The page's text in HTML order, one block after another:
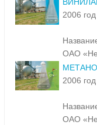
2006 год
ОАО
2006 год
ОАО